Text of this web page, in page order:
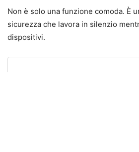
Non è solo una funzione comoda. È
sicurezza che lavora in silenzio
dispositivi.